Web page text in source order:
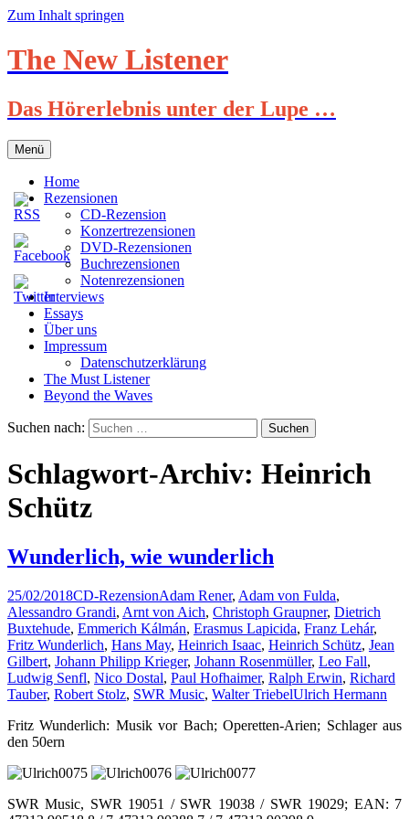
Zum Inhalt springen
The New Listener
Das Hörerlebnis unter der Lupe …
Menü
Home
Rezensionen
CD-Rezension
Konzertrezensionen
DVD-Rezensionen
Buchrezensionen
Notenrezensionen
Interviews
Essays
Über uns
Impressum
Datenschutzerklärung
The Must Listener
Beyond the Waves
Suchen nach:
Schlagwort-Archiv: Heinrich
Schütz
Wunderlich, wie wunderlich
25/02/2018CD-RezensionAdam Rener, Adam von Fulda,
Alessandro Grandi, Arnt von Aich, Christoph Graupner, Dietrich
Buxtehude, Emmerich Kálmán, Erasmus Lapicida, Franz Lehár,
Fritz Wunderlich, Hans May, Heinrich Isaac, Heinrich Schütz, Jean
Gilbert, Johann Philipp Krieger, Johann Rosenmüller, Leo Fall,
Ludwig Senfl, Nico Dostal, Paul Hofhaimer, Ralph Erwin, Richard
Tauber, Robert Stolz, SWR Music, Walter TriebelUlrich Hermann
Fritz Wunderlich: Musik vor Bach; Operetten-Arien; Schlager aus
den 50ern
SWR Music, SWR 19051 / SWR 19038 / SWR 19029; EAN: 7